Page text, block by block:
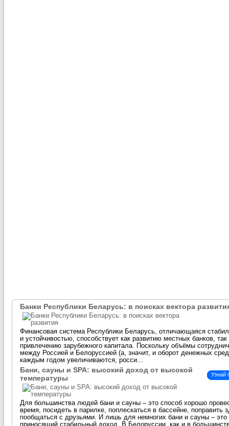
Банки Республики Беларусь: в поисках вектора
Финансовая система Республики Беларусь, отличающаяся
и устойчивостью, способствует как развитию местных банков, так
привлечению зарубежного капитала. Поскольку объёмы
между Россией и Белоруссией (а, значит, и оборот денежных
каждым годом увеличиваются, росси...
Узнай
Бани, сауны и SPA: высокий доход от высокой
температуры
Для большинства людей бани и сауны – это способ хорошо
время, посидеть в парилке, поплескаться в бассейне, поправить
пообщаться с друзьями. И лишь для немногих бани и сауны – это
приносящий стабильный доход. В Белоруссии, как и в